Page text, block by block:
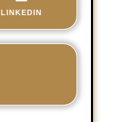
LINKEDIN